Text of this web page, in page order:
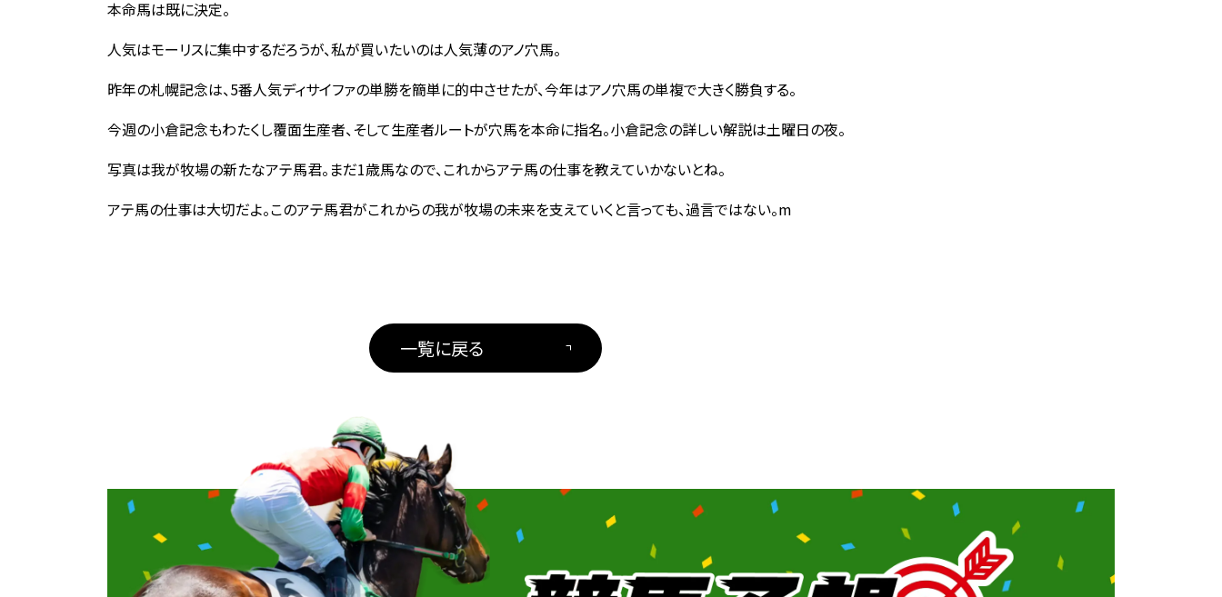
本命馬は既に決定。
人気はモーリスに集中するだろうが、私が買いたいのは人気薄のアノ穴馬。
昨年の札幌記念は、5番人気ディサイファの単勝を簡単に的中させたが、今年はアノ穴馬の単複で大きく勝負する。
今週の小倉記念もわたくし覆面生産者、そして生産者ルートが穴馬を本命に指名。小倉記念の詳しい解説は土曜日の夜。
写真は我が牧場の新たなアテ馬君。まだ1歳馬なので、これからアテ馬の仕事を教えていかないとね。
アテ馬の仕事は大切だよ。このアテ馬君がこれからの我が牧場の未来を支えていくと言っても、過言ではない。m
一覧に戻る